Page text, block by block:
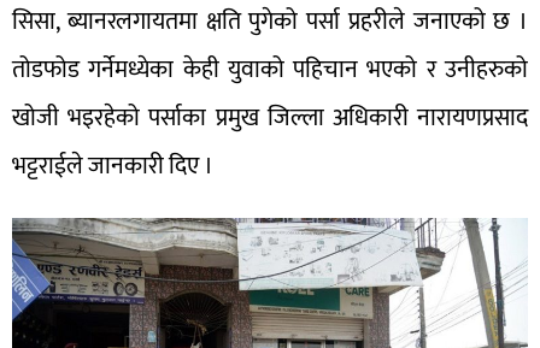
सिसा, ब्यानरलगायतमा क्षति पुगेको पर्सा प्रहरीले जनाएको छ ।
तोडफोड गर्नेमध्येका केही युवाको पहिचान भएको र उनीहरुको
खोजी भइरहेको पर्साका प्रमुख जिल्ला अधिकारी नारायणप्रसाद
भट्टराईले जानकारी दिए ।